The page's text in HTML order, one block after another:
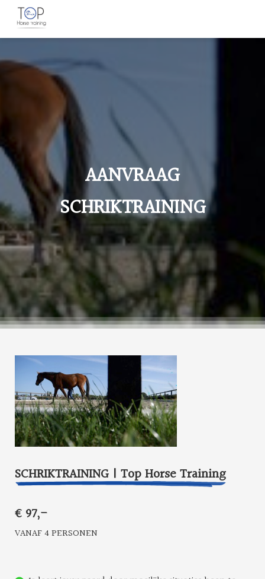
AANVRAAG
SCHRIKTRAINING
SCHRIKTRAINING | Top Horse Training
€ 97,-
VANAF 4 PERSONEN